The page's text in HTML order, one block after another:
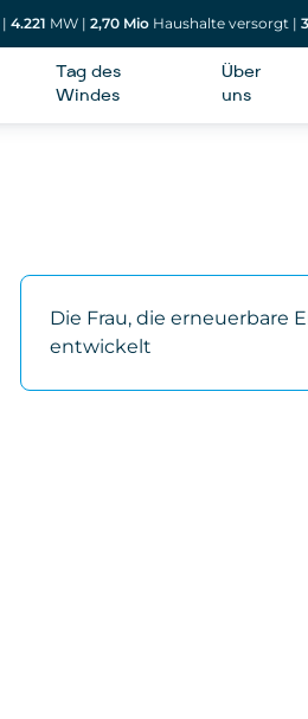
| 4.221 MW | 2,70 Mio Haushalte versorgt |
Tag des
Windes
Über
uns
Die Frau, die erneuerbare
entwickelt